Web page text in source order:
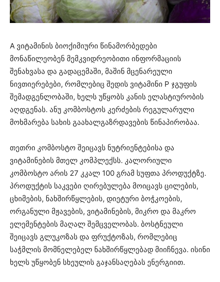
A ვიტამინის ბიოქიმიური წინამორბედები
მონაწილეობენ მემკვიდრეობითი ინფორმაციის
შენახვასა და გადაცემაში, მაშინ მცენარეული
ნივთიერებები, რომლებიც შედის ვიტამინი P ჯგუფის
შემადგენლობაში, ხელს უწყობს კანის ელასტიურობის
აღდგენას. ანუ კომბოსტოს კერძების რეგულარული
მოხმარება სახის გაახალგაზრდავების წინაპირობაა.
თეთრი კომბოსტო შეიცავს ნუტრიენტებისა და
ვიტამინების მთელ კომპლექსს. კალორიული
კომბოსტო არის 27 კკალ 100 გრამ სუფთა პროდუქტზე.
პროდუქტის საკვები ღირებულება მოიცავს ცილების,
ცხიმების, ნახშირწყლების, დიეტური ბოჭკოების,
ორგანული მჟავების, ვიტამინების, მიკრო და მაკრო
ელემენტების მაღალ შემცველობას. ბოსტნეული
შეიცავს გლუკოზას და ფრუქტოზას, რომლებიც
საჭმლის მომნელებელ ნახშირწყლებად მიიჩნევა. ისინი
ხელს უწყობენ სხეულის გაჯანსაღებას ენერგიით.